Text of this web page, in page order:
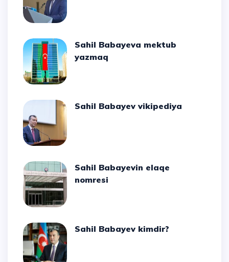
Sahil Babayeva mektub
yazmaq
Sahil Babayev vikipediya
Sahil Babayevin elaqe
nomresi
Sahil Babayev kimdir?